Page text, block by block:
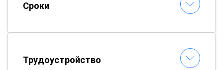
Сроки
Трудоустройство